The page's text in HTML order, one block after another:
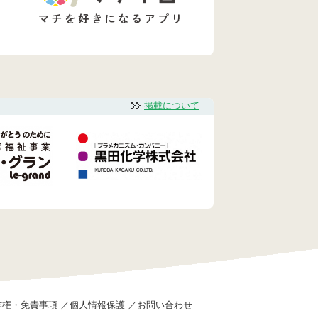
掲載について
・免責事項 個人情報保護 お問い合わせ